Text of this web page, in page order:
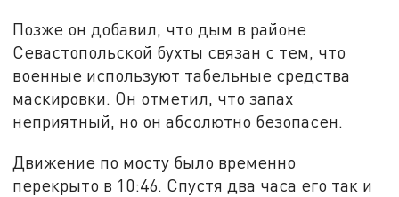
Позже он добавил, что дым в районе
Севастопольской бухты связан с тем, что
военные используют табельные средства
маскировки. Он отметил, что запах
неприятный, но он абсолютно безопасен.
Движение по мосту было временно
перекрыто в 10:46. Спустя два часа его так и